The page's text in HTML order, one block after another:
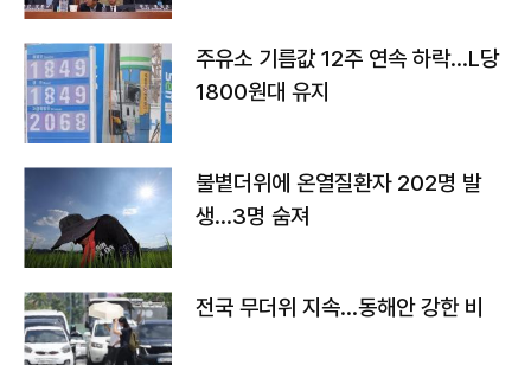
주유소 기름값 12주 연속 하락…L당
1800원대 유지
불볕더위에 온열질환자 202명 발
생…3명 숨져
전국 무더위 지속…동해안 강한 비